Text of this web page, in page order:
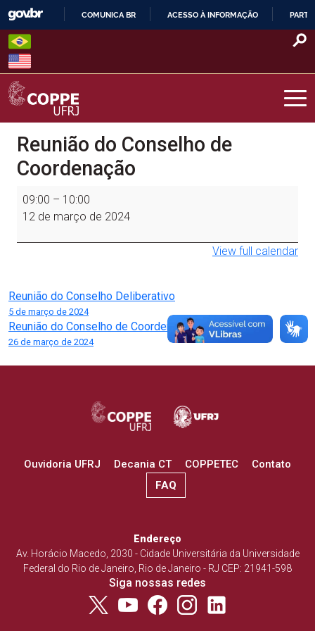
Skip
content
O
COMUNICA BR ACESSO À INFORMAÇÃO
COPPE – UFRJ
Reunião do Conselho de
Coordenação
Reunião
do
de
09:00 – 10:00
12 de março de 2024
View full calendar
Navegação
de
Post
Reunião do Conselho Deliberativo
5 de março de 2024
Reunião do Conselho de Coordenação
26 de março de 2024
Ouvidoria UFRJ Decania CT COPPETEC
Contato
FAQ
Endereço
Av. Horácio Macedo, 2030 - Cidade Universitária da Universidade
Federal do Rio de Janeiro, Rio de Janeiro - RJ CEP: 21941-598
Siga nossas redes